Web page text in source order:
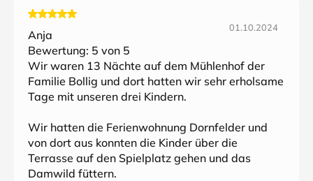
Anja
01.10.2024
Bewertung: 5 von 5
Wir waren 13 Nächte auf dem Mühlenhof der
Familie Bollig und dort hatten wir sehr erholsame
Tage mit unseren drei Kindern.
Wir hatten die Ferienwohnung Dornfelder und
von dort aus konnten die Kinder über die
Terrasse auf den Spielplatz gehen und das
Damwild füttern.